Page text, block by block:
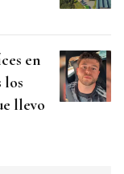
en
los
llevo